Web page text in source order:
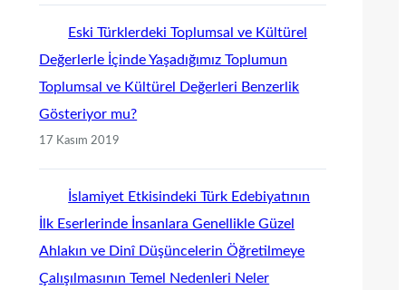
Eski Türklerdeki Toplumsal ve Kültürel
Değerlerle İçinde Yaşadığımız Toplumun
Toplumsal ve Kültürel Değerleri Benzerlik
Gösteriyor mu?
17 Kasım 2019
İslamiyet Etkisindeki Türk Edebiyatının
İlk Eserlerinde İnsanlara Genellikle Güzel
Ahlakın ve Dinî Düşüncelerin Öğretilmeye
Çalışılmasının Temel Nedenleri Neler